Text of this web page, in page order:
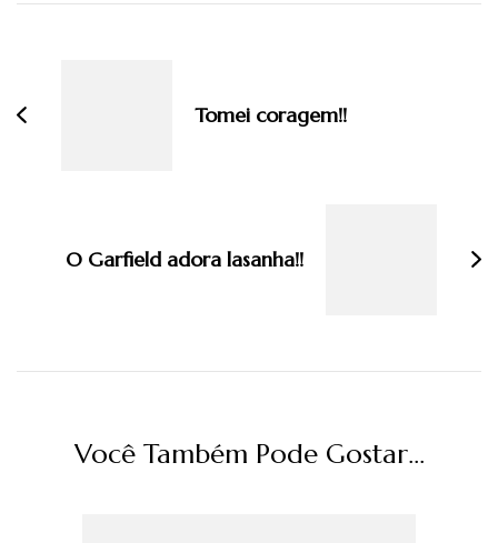
Tomei coragem!!
O Garfield adora lasanha!!
Você Também Pode Gostar...